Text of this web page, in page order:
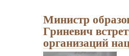
Министр
Гриневич
организаций